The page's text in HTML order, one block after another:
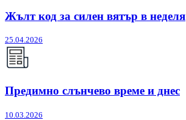
Жълт код за силен вятър в неделя
25.04.2026
Предимно слънчево време и днес
10.03.2026